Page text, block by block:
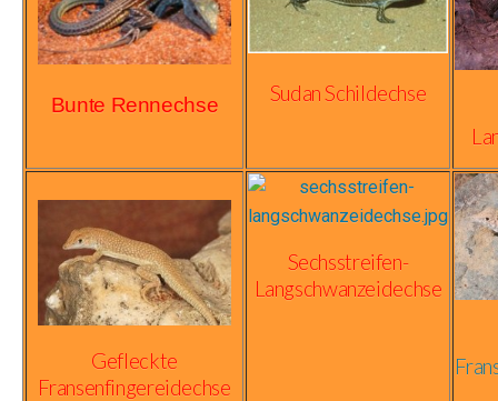
Bunte Rennechse
Sudan Schildechse
Gefleckte
Fransenfingereidechse
Sechsstreifen-
Langschwanzeidechse